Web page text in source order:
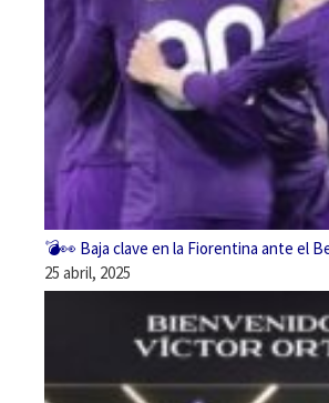
💣👀 Baja clave en la Fiorentina ante el
25 abril, 2025